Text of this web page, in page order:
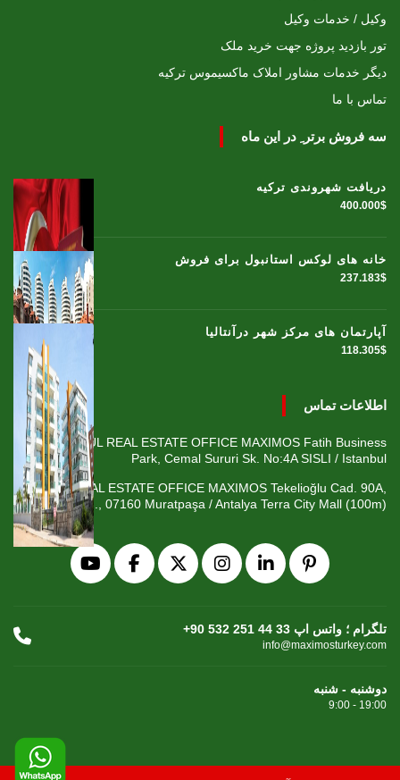
وکیل / خدمات وکیل
تور بازدید پروژه جهت خرید ملک
دیگر خدمات مشاور املاک ماکسیموس ترکیه
تماس با ما
سه فروش برتر ِ در این ماه
دریافت شهروندی ترکیه
400.000$
خانه های لوکس استانبول برای فروش
237.183$
آپارتمان های مرکز شهر درآنتالیا
118.305$
اطلاعات تماس
ISTANBUL REAL ESTATE OFFICE MAXIMOS Fatih Business
Park, Cemal Sururi Sk. No:4A SISLI / Istanbul
ANTALYA REAL ESTATE OFFICE MAXIMOS Tekelioğlu Cad. 90A,
Fener Mah., 07160 Muratpaşa / Antalya Terra City Mall (100m)
+90 532 251 44 33 تلگرام ؛ واتس اپ
info@maximosturkey.com
دوشنبه - شنبه
9:00 - 19:00